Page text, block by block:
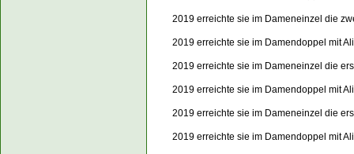
2019 erreichte sie im Dameneinzel die
2019 erreichte sie im Damendoppel mit
2019 erreichte sie im Dameneinzel die
2019 erreichte sie im Damendoppel mit
2019 erreichte sie im Dameneinzel die
2019 erreichte sie im Damendoppel mit